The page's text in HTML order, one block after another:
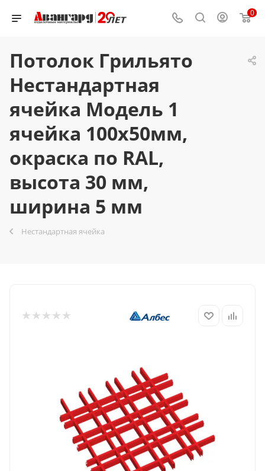
0
Потолок Грильято
Нестандартная
ячейка Модель 1
ячейка 100х50мм,
окраска по RAL,
высота 30 мм,
ширина 5 мм
Нестандартная ячейка